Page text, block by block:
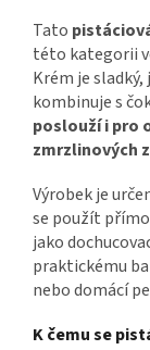
Tato
této kategorii
Krém je sladký,
kombinuje s
poslouží i pro
zmrzlinových
Výrobek je
se použít
jako
praktickému
nebo domácí
K čemu se